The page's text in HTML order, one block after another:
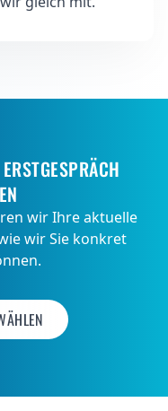
wir Ihre aktuelle
wir Sie konkret